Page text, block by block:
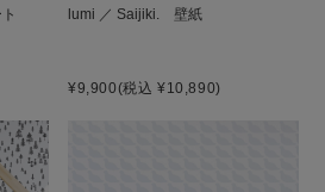
lumi ／ Saijiki. 壁紙
¥9,900(税込 ¥10,890)